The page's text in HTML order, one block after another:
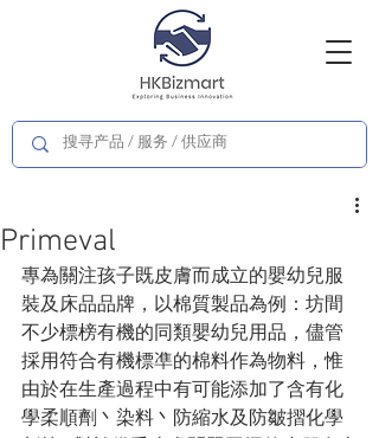
Primeval
專為關注孩子既皮膚而成立的嬰幼兒服
裝及床品品牌，以棉質製品為例：坊間
不少標榜有機的同類嬰幼兒用品，儘管
採用符合有機標凖的棉料作為物料，惟
由於在生產過程中有可能添加了含有化
學柔順劑丶染料丶防縮水及防皺摺化學